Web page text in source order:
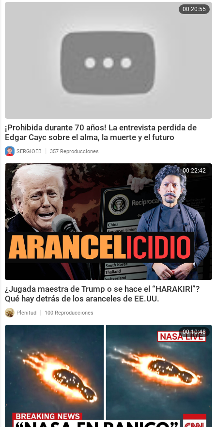
00:20:55
¡Prohibida durante 70 años! La entrevista perdida de
Edgar Cayc sobre el alma, la muerte y el futuro
SERGIOEB | 357 Reproducciones
00:22:42
¿Jugada maestra de Trump o se hace el “HARAKIRl”?
Qué hay detrás de los aranceles de EE.UU.
Plenitud | 100 Reproducciones
00:10:48